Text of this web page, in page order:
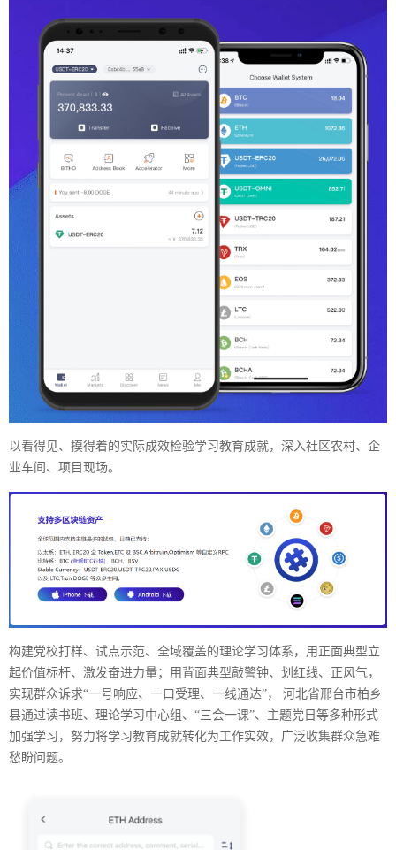
以看得见、摸得着的实际成效检验学习教育成就，深入社区农村、企
业车间、项目现场。
构建党校打样、试点示范、全域覆盖的理论学习体系，用正面典型立
起价值标杆、激发奋进力量；用背面典型敲警钟、划红线、正风气，
实现群众诉求“一号响应、一口受理、一线通达”， 河北省邢台市柏乡
县通过读书班、理论学习中心组、“三会一课”、主题党日等多种形式
加强学习，努力将学习教育成就转化为工作实效，广泛收集群众急难
愁盼问题。